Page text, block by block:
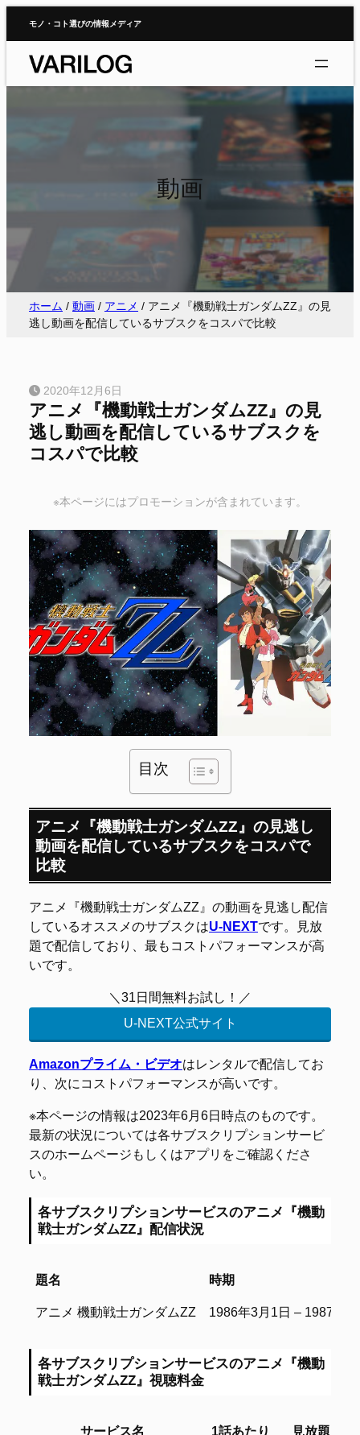
モノ・コト選びの情報メディア
動画
ホーム / 動画 / アニメ / アニメ『機動戦士ガンダムΖΖ』の見
逃し動画を配信しているサブスクをコスパで比較
2020年12月6日
アニメ『機動戦士ガンダムΖΖ』の見
逃し動画を配信しているサブスクを
コスパで比較
※本ページにはプロモーションが含まれています。
目次
アニメ『機動戦士ガンダムΖΖ』の見逃し
動画を配信しているサブスクをコスパで
比較
アニメ『機動戦士ガンダムΖΖ』の動画を見逃し配信
しているオススメのサブスクはU-NEXTです。見放
題で配信しており、最もコストパフォーマンスが高
いです。
＼31日間無料お試し！／
U-NEXT公式サイト
Amazonプライム・ビデオはレンタルで配信してお
り、次にコストパフォーマンスが高いです。
※本ページの情報は2023年6月6日時点のものです。
最新の状況については各サブスクリプションサービ
スのホームページもしくはアプリをご確認くださ
い。
各サブスクリプションサービスのアニメ『機動
戦士ガンダムΖΖ』配信状況
題名
時期
題名
時期
アニメ 機動戦士ガンダムΖΖ 1986年3月1日 – 1987年1
各サブスクリプションサービスのアニメ『機動
戦士ガンダムΖΖ』視聴料金
サービス名
1話あたり
見放題